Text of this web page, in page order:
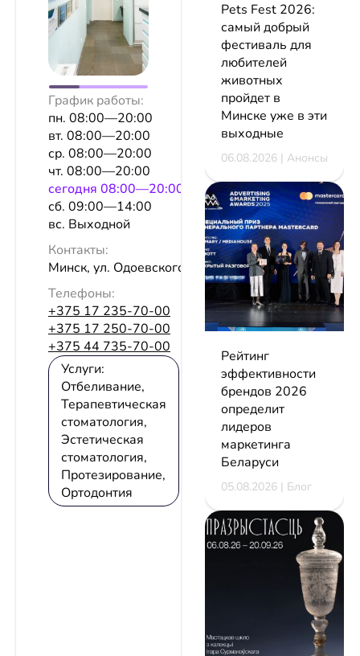
График работы:
пн. 08:00—20:00
вт. 08:00—20:00
ср. 08:00—20:00
чт. 08:00—20:00
сeгодня 08:00—20:00
сб. 09:00—14:00
вс. Выходной
Контакты:
Минск, ул. Одоевского, 81, пом. 29
Телефоны:
+375 17 235-70-00
+375 17 250-70-00
+375 44 735-70-00
Услуги:
Отбеливание,
Терапевтическая
стоматология,
Эстетическая
стоматология,
Протезирование,
Ортодонтия
Pets Fest 2026:
самый добрый
фестиваль для
любителей
животных
пройдет в
Минске уже в эти
выходные
06.08.2026 | Анонсы
Рейтинг
эффективности
брендов 2026
определит
лидеров
маркетинга
Беларуси
05.08.2026 | Блог